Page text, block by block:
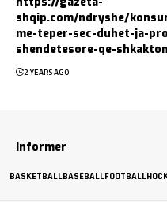
shqip.com/ndryshe/
me-teper-sec-duhet-ja-
shendetesore-qe-
2 YEARS AGO
Informer
BASKETBALLBASEBALLFOOTBALL